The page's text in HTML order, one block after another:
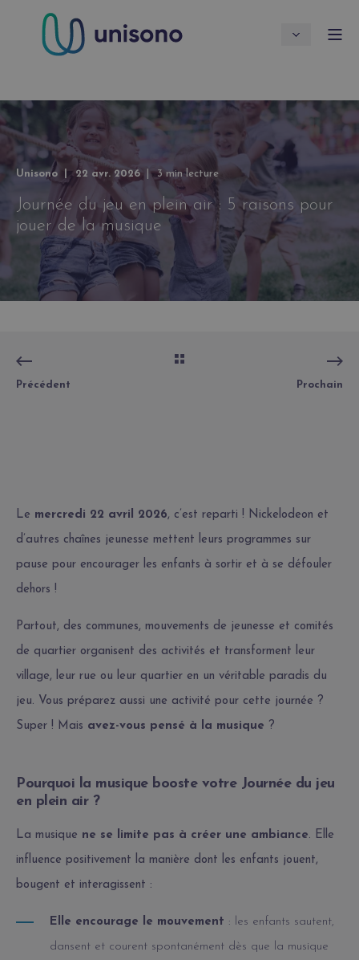
Unisono 22 avr. 2026 3 min lecture
Journée du jeu en plein air : 5 raisons pour
jouer de la musique
Précédent Prochain
Le mercredi 22 avril 2026, c’est reparti ! Nickelodeon et
d’autres chaînes jeunesse mettent leurs programmes sur
pause pour encourager les enfants à sortir et à se défouler
dehors !
Partout, des communes, mouvements de jeunesse et comités
de quartier organisent des activités et transforment leur
village, leur rue ou leur quartier en un véritable paradis du
jeu. Vous préparez aussi une activité pour cette journée ?
Super ! Mais avez-vous pensé à la musique ?
Pourquoi la musique booste votre Journée du jeu
en plein air ?
La musique ne se limite pas à créer une ambiance. Elle
influence positivement la manière dont les enfants jouent,
bougent et interagissent :
Elle encourage le mouvement : les enfants sautent,
dansent et courent spontanément dès que la musique